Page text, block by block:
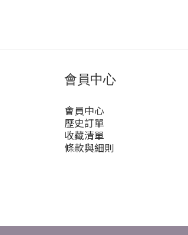
會員中心
會員中心
歷史訂單
收藏清單
條款與細則